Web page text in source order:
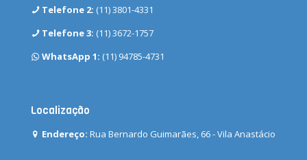
Telefone 2: (11) 3801-4331
Telefone 3: (11) 3672-1757
WhatsApp 1: (11) 94785-4731
Localização
Endereço: Rua Bernardo Guimarães, 66 - Vila Anastácio